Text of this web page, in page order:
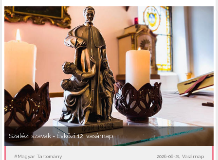
Szalézi szavak - Évközi 12. vasárnap
#Magyar Tartomány 2026-06-21, Vasárnap